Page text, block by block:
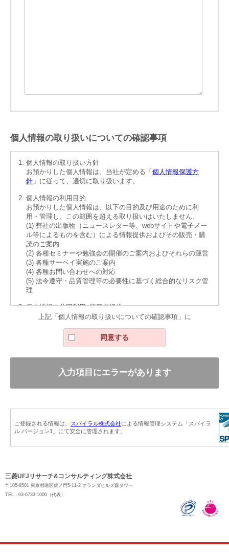
個人情報の取り扱いについての確認事項
個人情報の取り扱い方針
お預かりした個人情報は、当社が定める「 個人情報保護方
針 」に従って、適切に取り扱います。
個人情報の利用目的
お預かりした個人情報は、以下の目的及び用途のために利
用・管理し、この範囲を超える取り扱いはいたしません。
(1) 弊社の出版物（ニュースレター等、webサイトや電子メー
ル等によるものを含む）による情報提供およびその販売・購
読のご案内
(2) 各種セミナーや勉強会の開催のご案内およびそれらの運営
(3) 各種サーベイ実施のご案内
(4) 各種お問い合わせへの対応
(5) 法令遵守・品質管理等の必要性に基づく総合的なリスク管
理
個人情報の共同利用･第三者提供
お預かりした個人情報の共同利用および第三者提供の予定は
個人情報の取り扱いの委託
その場合には、十分な個人情報保護水準を備える者を選定し
契約等によって保護水準を守るように定め、適切に取り扱い
ます。
または電話番号）、お問い合わせ内容は必ずご記入くださ
い。ご記入漏れがあると、回答をお送りできないことがあり
正・追加・削除、利用の停止・消去・第三者への提供の停
止、第三者提供記録の開示、または個人情報に関する苦情の
お申し出、その他の問い合わせにつきましては、下記 までご
三菱UFJリサーチ＆コンサルティング株式会社 TEL 03-
上記「個人情報の取り扱いについての確認事項」に
同意する
ご登録される情報は、 スパイラル株式会社による情報管理システム「スパイラ
ル バージョン1」にて安全に管理されます。
三菱UFJリサーチ&コンサルティング株式会社
〒105-8501 東京都港区虎ノ門5-11-2 オランダヒルズ森タワー
TEL：03-6733-1000（代表）